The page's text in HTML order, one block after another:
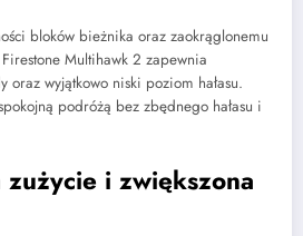
bloków bieżnika oraz zaokrąglonemu
Firestone Multihawk 2 zapewnia
oraz wyjątkowo niski poziom hałasu.
podróżą bez zbędnego hałasu i
i zwiększona